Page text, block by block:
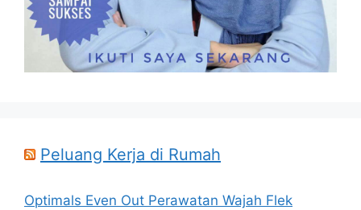
Peluang Kerja di Rumah
Optimals Even Out Perawatan Wajah Flek